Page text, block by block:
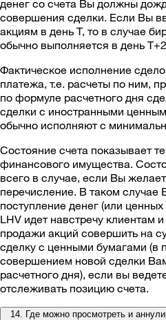
денег со счета Вы должны
совершения сделки. Если Вы
акциям в день T, то в случае
обычно выполняется в день
Фактическое исполнение
платежа, т.е. расчеты по ним,
по формуле расчетного дня
сделки с иностранными
обычно исполняют с
Состояние счета показывает
финансового имущества.
всего в случае, если Вы
перечисление. В таком случае
поступление денег (или
LHV идет навстречу клиентам
продажи акций совершить на
сделку с ценными бумагами (в
совершением новой сделки
расчетного дня), если вы
отслеживать позицию счета.
14. Где можно просмотреть и